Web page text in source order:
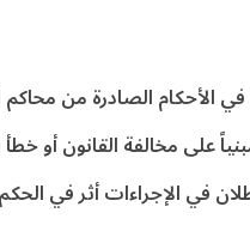
الأحكام الصادرة من